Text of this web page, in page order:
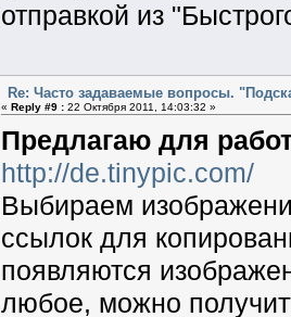
отправкой из
Re: Часто задаваемые вопросы.
« Reply #9 :22 Октября 2011, 14:03:32 »
Предлагаю для
http://de.tinypic.com/
Выбираем
ссылок для
появляются
любое, можно